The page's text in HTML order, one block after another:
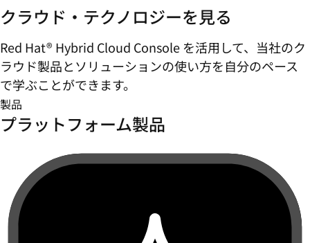
クラウド・テクノロジーを見る
Red Hat® Hybrid Cloud Console を活用して、当社のク
ラウド製品とソリューションの使い方を自分のペース
で学ぶことができます。
製品
プラットフォーム製品